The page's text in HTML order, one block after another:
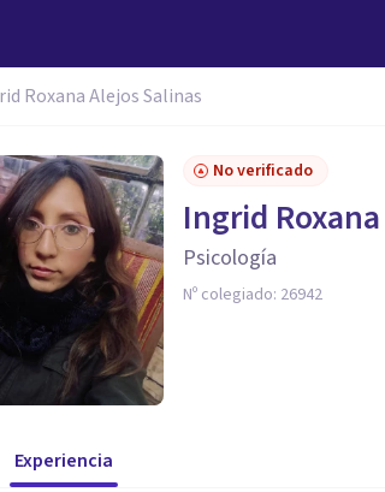
Roxana Alejos Salinas
No verificado
Ingrid
Psicología
Nº colegiado: 26942
Experiencia